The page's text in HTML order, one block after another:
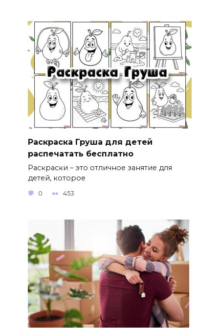
Раскраска Груша для детей
распечатать бесплатно
Раскраски – это отличное занятие для
детей, которое
0 453